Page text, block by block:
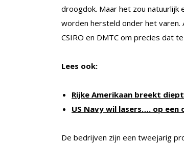
droogdok. Maar het zou natuurlijk
worden hersteld onder het varen.
CSIRO en DMTC om precies dat
Lees ook:
Rijke Amerikaan breekt
US Navy wil lasers…. op een
De bedrijven zijn een tweejarig